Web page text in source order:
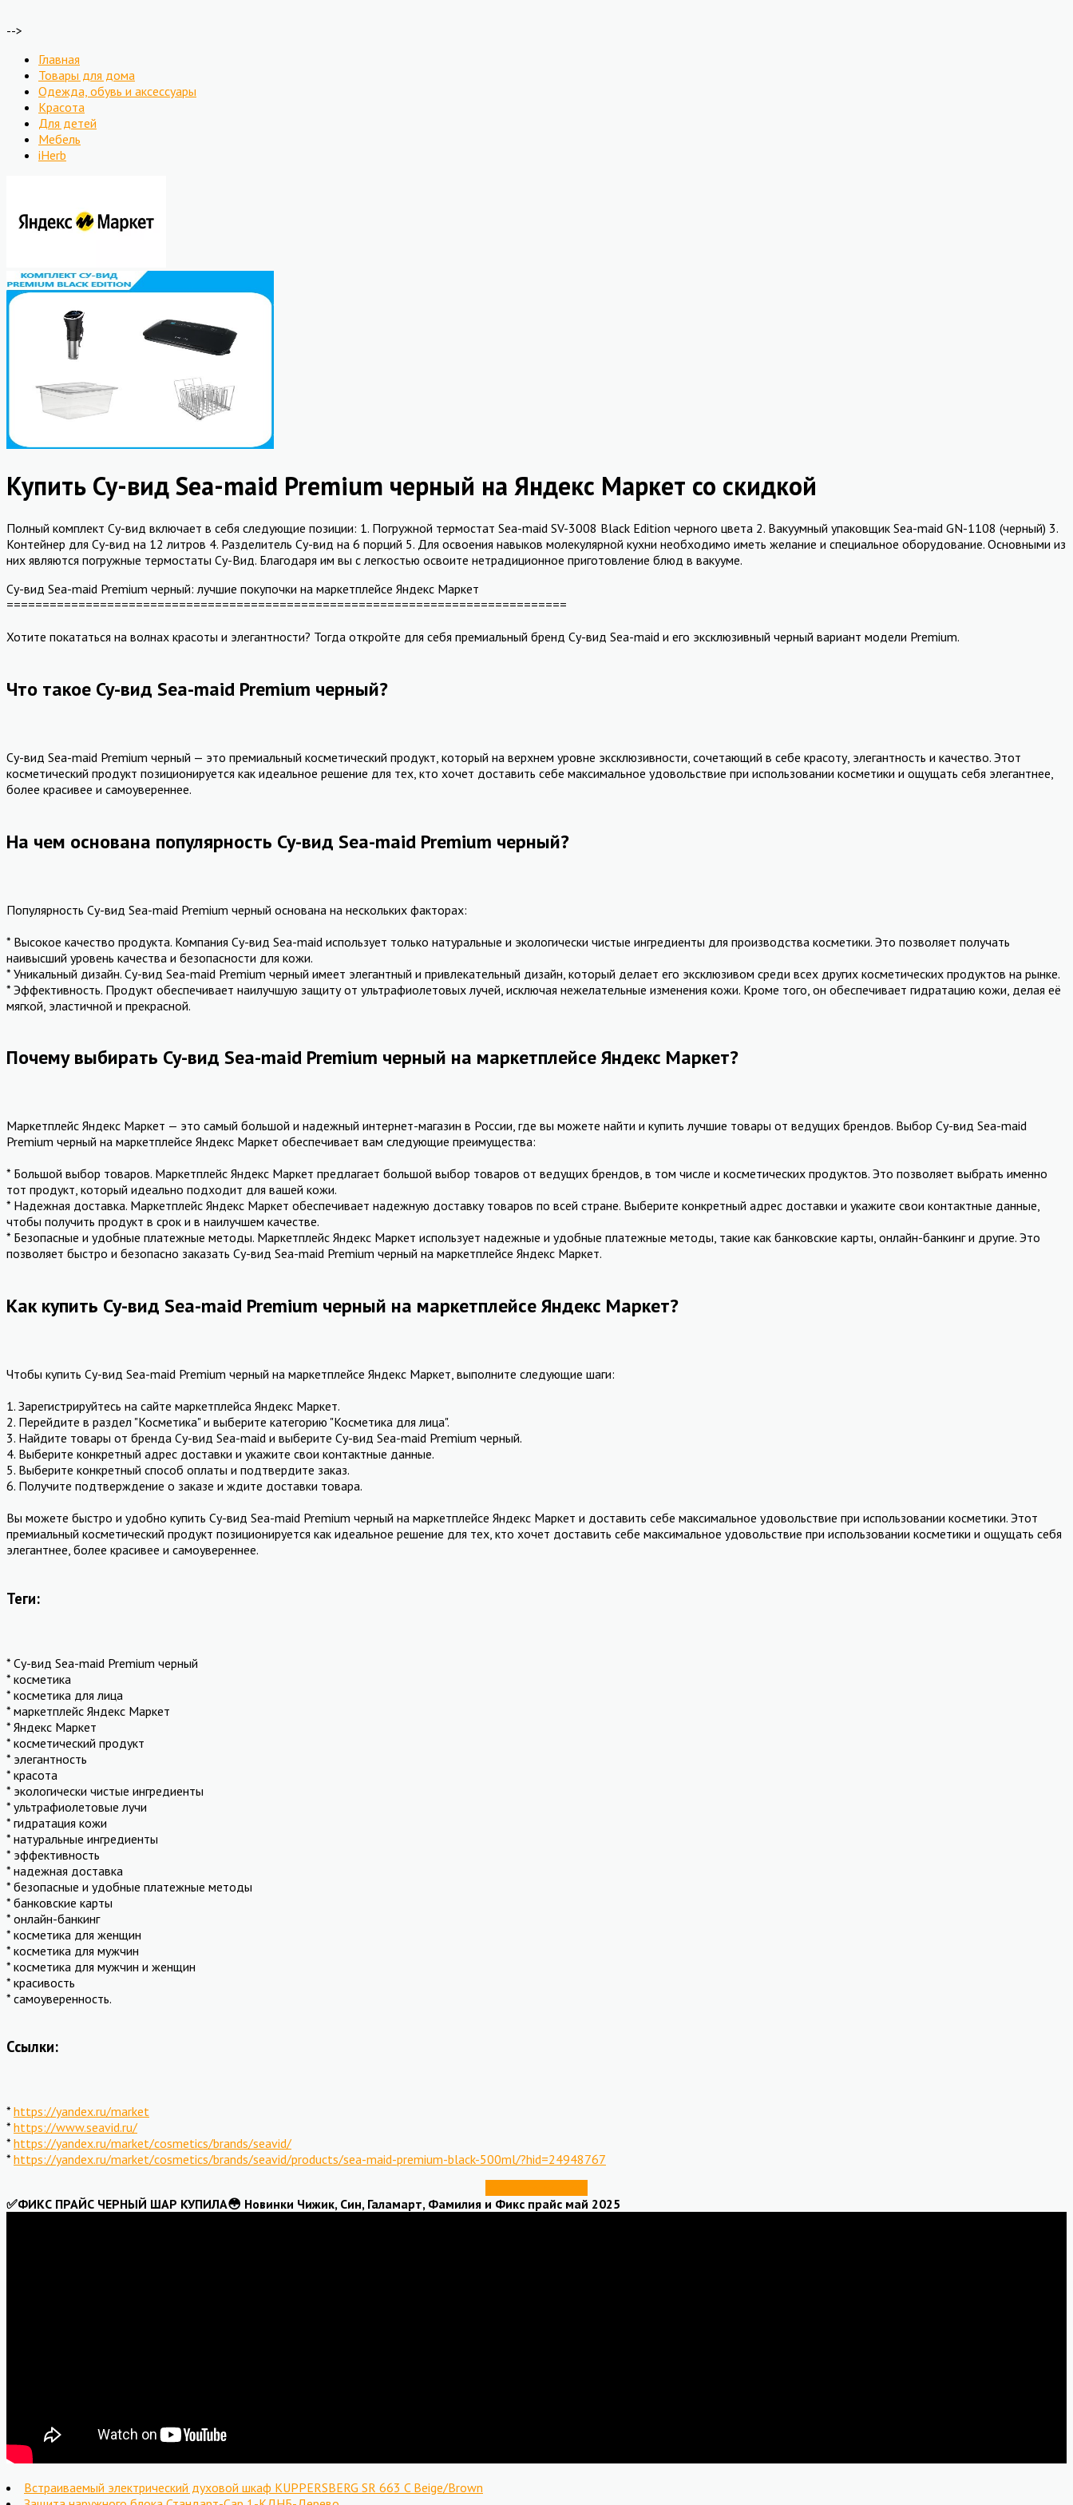
-->
Главная
Товары для дома
Одежда, обувь и аксессуары
Красота
Для детей
Мебель
iHerb
Купить Су-вид Sea-maid Premium черный на Яндекс Маркет со скидкой
Полный комплект Су-вид включает в себя следующие позиции: 1. Погружной термостат Sea-maid SV-3008 Black Edition черного цвета 2. Вакуумный упаковщик Sea-maid GN-1108 (черный) 3.
Контейнер для Су-вид на 12 литров 4. Разделитель Су-вид на 6 порций 5. Для освоения навыков молекулярной кухни необходимо иметь желание и специальное оборудование. Основными из
них являются погружные термостаты Су-Вид. Благодаря им вы с легкостью освоите нетрадиционное приготовление блюд в вакууме.
Су-вид Sea-maid Premium черный: лучшие покупочки на маркетплейсе Яндекс Маркет
==============================================================================
Хотите покататься на волнах красоты и элегантности? Тогда откройте для себя премиальный бренд Су-вид Sea-maid и его эксклюзивный черный вариант модели Premium.
Что такое Су-вид Sea-maid Premium черный?
Су-вид Sea-maid Premium черный — это премиальный косметический продукт, который на верхнем уровне эксклюзивности, сочетающий в себе красоту, элегантность и качество. Этот
косметический продукт позиционируется как идеальное решение для тех, кто хочет доставить себе максимальное удовольствие при использовании косметики и ощущать себя элегантнее,
более красивее и самоувереннее.
На чем основана популярность Су-вид Sea-maid Premium черный?
Популярность Су-вид Sea-maid Premium черный основана на нескольких факторах:
* Высокое качество продукта. Компания Су-вид Sea-maid использует только натуральные и экологически чистые ингредиенты для производства косметики. Это позволяет получать
наивысший уровень качества и безопасности для кожи.
* Уникальный дизайн. Су-вид Sea-maid Premium черный имеет элегантный и привлекательный дизайн, который делает его эксклюзивом среди всех других косметических продуктов на рынке.
* Эффективность. Продукт обеспечивает наилучшую защиту от ультрафиолетовых лучей, исключая нежелательные изменения кожи. Кроме того, он обеспечивает гидратацию кожи, делая её
мягкой, эластичной и прекрасной.
Почему выбирать Су-вид Sea-maid Premium черный на маркетплейсе Яндекс Маркет?
Маркетплейс Яндекс Маркет — это самый большой и надежный интернет-магазин в России, где вы можете найти и купить лучшие товары от ведущих брендов. Выбор Су-вид Sea-maid
Premium черный на маркетплейсе Яндекс Маркет обеспечивает вам следующие преимущества:
* Большой выбор товаров. Маркетплейс Яндекс Маркет предлагает большой выбор товаров от ведущих брендов, в том числе и косметических продуктов. Это позволяет выбрать именно
тот продукт, который идеально подходит для вашей кожи.
* Надежная доставка. Маркетплейс Яндекс Маркет обеспечивает надежную доставку товаров по всей стране. Выберите конкретный адрес доставки и укажите свои контактные данные,
чтобы получить продукт в срок и в наилучшем качестве.
* Безопасные и удобные платежные методы. Маркетплейс Яндекс Маркет использует надежные и удобные платежные методы, такие как банковские карты, онлайн-банкинг и другие. Это
позволяет быстро и безопасно заказать Су-вид Sea-maid Premium черный на маркетплейсе Яндекс Маркет.
Как купить Су-вид Sea-maid Premium черный на маркетплейсе Яндекс Маркет?
Чтобы купить Су-вид Sea-maid Premium черный на маркетплейсе Яндекс Маркет, выполните следующие шаги:
1. Зарегистрируйтесь на сайте маркетплейса Яндекс Маркет.
2. Перейдите в раздел "Косметика" и выберите категорию "Косметика для лица".
3. Найдите товары от бренда Су-вид Sea-maid и выберите Су-вид Sea-maid Premium черный.
4. Выберите конкретный адрес доставки и укажите свои контактные данные.
5. Выберите конкретный способ оплаты и подтвердите заказ.
6. Получите подтверждение о заказе и ждите доставки товара.
Вы можете быстро и удобно купить Су-вид Sea-maid Premium черный на маркетплейсе Яндекс Маркет и доставить себе максимальное удовольствие при использовании косметики. Этот
премиальный косметический продукт позиционируется как идеальное решение для тех, кто хочет доставить себе максимальное удовольствие при использовании косметики и ощущать себя
элегантнее, более красивее и самоувереннее.
Теги:
* Су-вид Sea-maid Premium черный
* косметика
* косметика для лица
* маркетплейс Яндекс Маркет
* Яндекс Маркет
* косметический продукт
* элегантность
* красота
* экологически чистые ингредиенты
* ультрафиолетовые лучи
* гидратация кожи
* натуральные ингредиенты
* эффективность
* надежная доставка
* безопасные и удобные платежные методы
* банковские карты
* онлайн-банкинг
* косметика для женщин
* косметика для мужчин
* косметика для мужчин и женщин
* красивость
* самоуверенность.
Ссылки:
* https://yandex.ru/market
* https://www.seavid.ru/
* https://yandex.ru/market/cosmetics/brands/seavid/
* https://yandex.ru/market/cosmetics/brands/seavid/products/sea-maid-premium-black-500ml/?hid=24948767
✅ФИКС ПРАЙС ЧЕРНЫЙ ШАР КУПИЛА😳 Новинки Чижик, Син, Галамарт, Фамилия и Фикс прайс май 2025
Встраиваемый электрический духовой шкаф KUPPERSBERG SR 663 C Beige/Brown